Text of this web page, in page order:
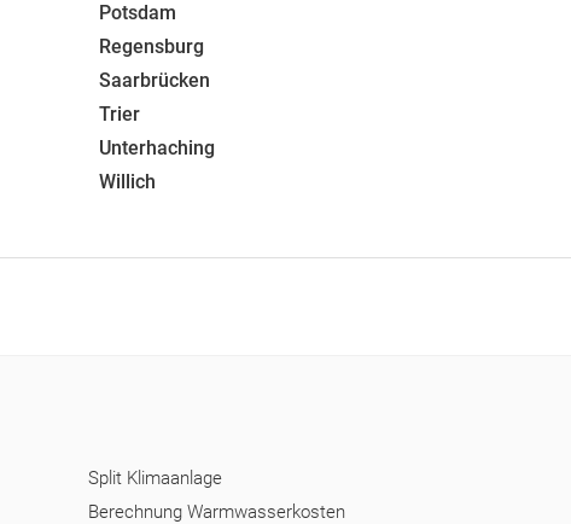
Potsdam
Regensburg
Saarbrücken
Trier
Unterhaching
Willich
Split Klimaanlage
Berechnung Warmwasserkosten